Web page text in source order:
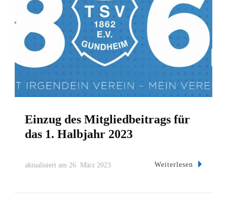
Einzug des Mitgliedbeitrags für
das 1. Halbjahr 2023
aktualisiert am 26. März 2023 Weiterlesen